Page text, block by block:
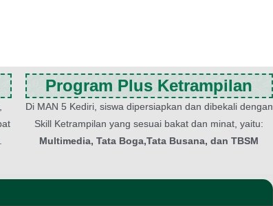
Program Plus Ketrampilan
Di MAN 5 Kediri, siswa dipersiapkan dan dibekali dengan
Skill Ketrampilan yang sesuai bakat dan minat, yaitu:
Multimedia, Tata Boga,Tata Busana, dan TBSM